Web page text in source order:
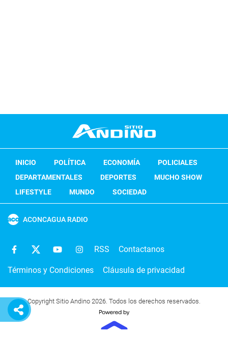
INICIO POLÍTICA ECONOMÍA
POLICIALES
DEPARTAMENTALES
DEPORTES
MUCHO SHOW
LIFESTYLE
MUNDO SOCIEDAD
ACONCAGUA RADIO
RSS Contactanos
Términos y Condiciones Cláusula de privacidad
Copyright Sitio Andino 2026. Todos los derechos reservados.